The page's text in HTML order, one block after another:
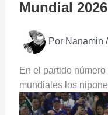
Mundial 2026
Por Nanamin /
En el partido
mundiales los